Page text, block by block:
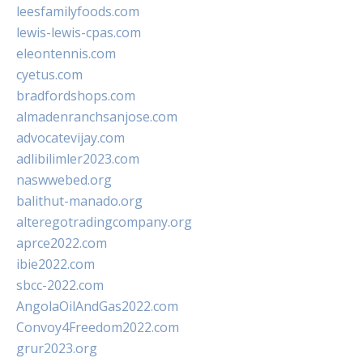
leesfamilyfoods.com
lewis-lewis-cpas.com
eleontennis.com
cyetus.com
bradfordshops.com
almadenranchsanjose.com
advocatevijay.com
adlibilimler2023.com
naswwebed.org
balithut-manado.org
alteregotradingcompany.org
aprce2022.com
ibie2022.com
sbcc-2022.com
AngolaOilAndGas2022.com
Convoy4Freedom2022.com
grur2023.org